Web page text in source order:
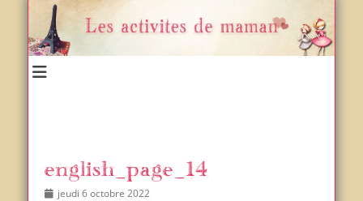
english_page_14
Postedjeudi 6 octobre 2022